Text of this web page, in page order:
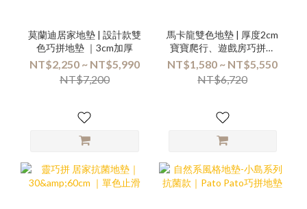
莫蘭迪居家地墊 | 設計款雙
色巧拼地墊 ｜3cm加厚
NT$2,250 ~ NT$5,990
NT$7,200
馬卡龍雙色地墊 | 厚度2cm
寶寶爬行、遊戲房巧拼地
墊 | 箱購優惠組合專區
NT$1,580 ~ NT$5,550
NT$6,720